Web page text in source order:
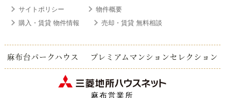
サイトポリシー
物件概要
購入・賃貸 物件情報
売却・賃貸 無料相談
麻布台パークハウス プレミアムマンションセレクション
麻布営業所